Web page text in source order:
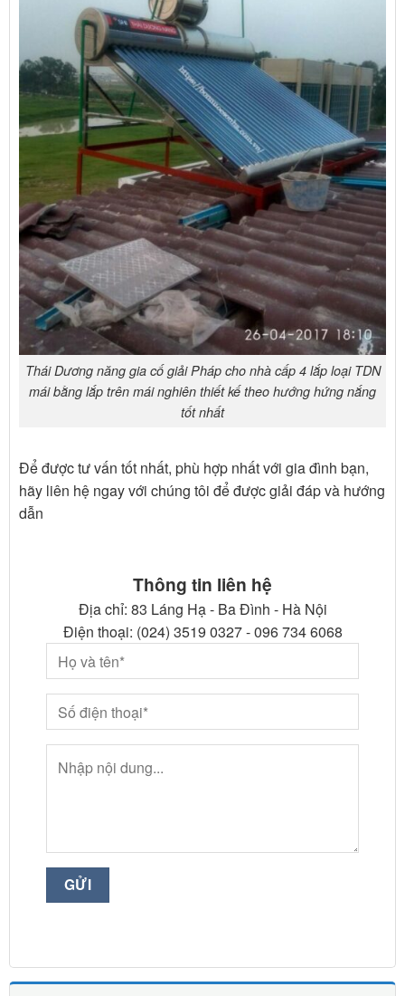
Thái Dương năng gia cố giải Pháp cho nhà cấp 4 lắp loại TDN
mái bằng lắp trên mái nghiên thiết kế theo hướng hứng nắng
tốt nhất
Để được tư vấn tốt nhất, phù hợp nhất với gia đình bạn,
hãy liên hệ ngay với chúng tôi để được giải đáp và hướng
dẫn
Thông tin liên hệ
Địa chỉ: 83 Láng Hạ - Ba Đình - Hà Nội
Điện thoại: (024) 3519 0327 - 096 734 6068